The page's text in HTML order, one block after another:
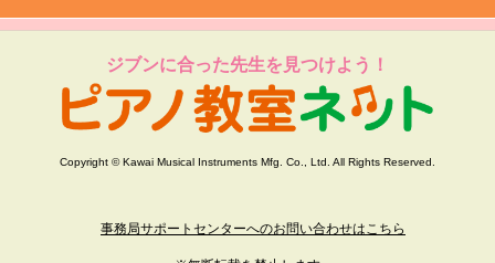
ジブンに合った先生を見つけよう！
Copyright © Kawai Musical Instruments Mfg. Co., Ltd. All Rights Reserved.
事務局サポートセンターへのお問い合わせはこちら